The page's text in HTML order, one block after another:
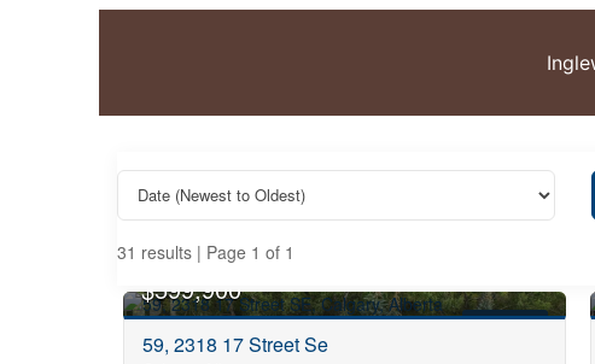
31 results | Page 1 of 1
$599,900
59, 2318 17 Street Se